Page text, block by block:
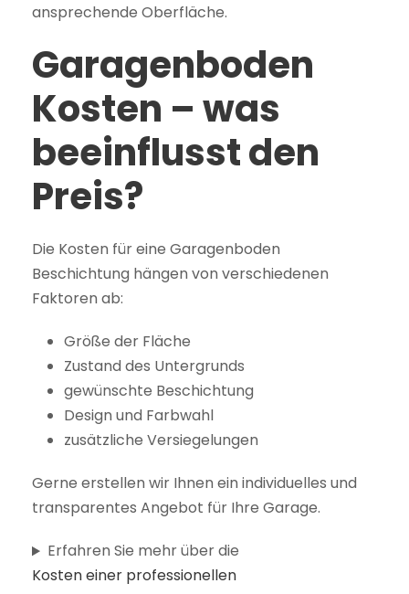
ansprechende Oberfläche.
Garagenboden
Kosten – was
beeinflusst den
Preis?
Die Kosten für eine Garagenboden
Beschichtung hängen von verschiedenen
Faktoren ab:
Größe der Fläche
Zustand des Untergrunds
gewünschte Beschichtung
Design und Farbwahl
zusätzliche Versiegelungen
Gerne erstellen wir Ihnen ein individuelles und
transparentes Angebot für Ihre Garage.
Erfahren Sie mehr über die
Kosten einer professionellen